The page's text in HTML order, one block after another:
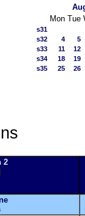
Mon Tue
s31
s32
4 5
s33
11 12
s34
18 19
s35
25 26
2